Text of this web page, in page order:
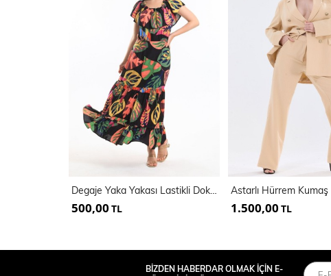
Degaje Yaka Yakası Lastikli Dokuma Viskon Uzun Elbise | Elb34315
500,00 TL 1.500,00 TL
BİZDEN HABERDAR OLMAK İÇİN E-